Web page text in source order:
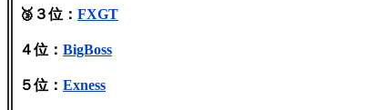
🥉３位： FXGT
４位： BigBoss
５位： Exness